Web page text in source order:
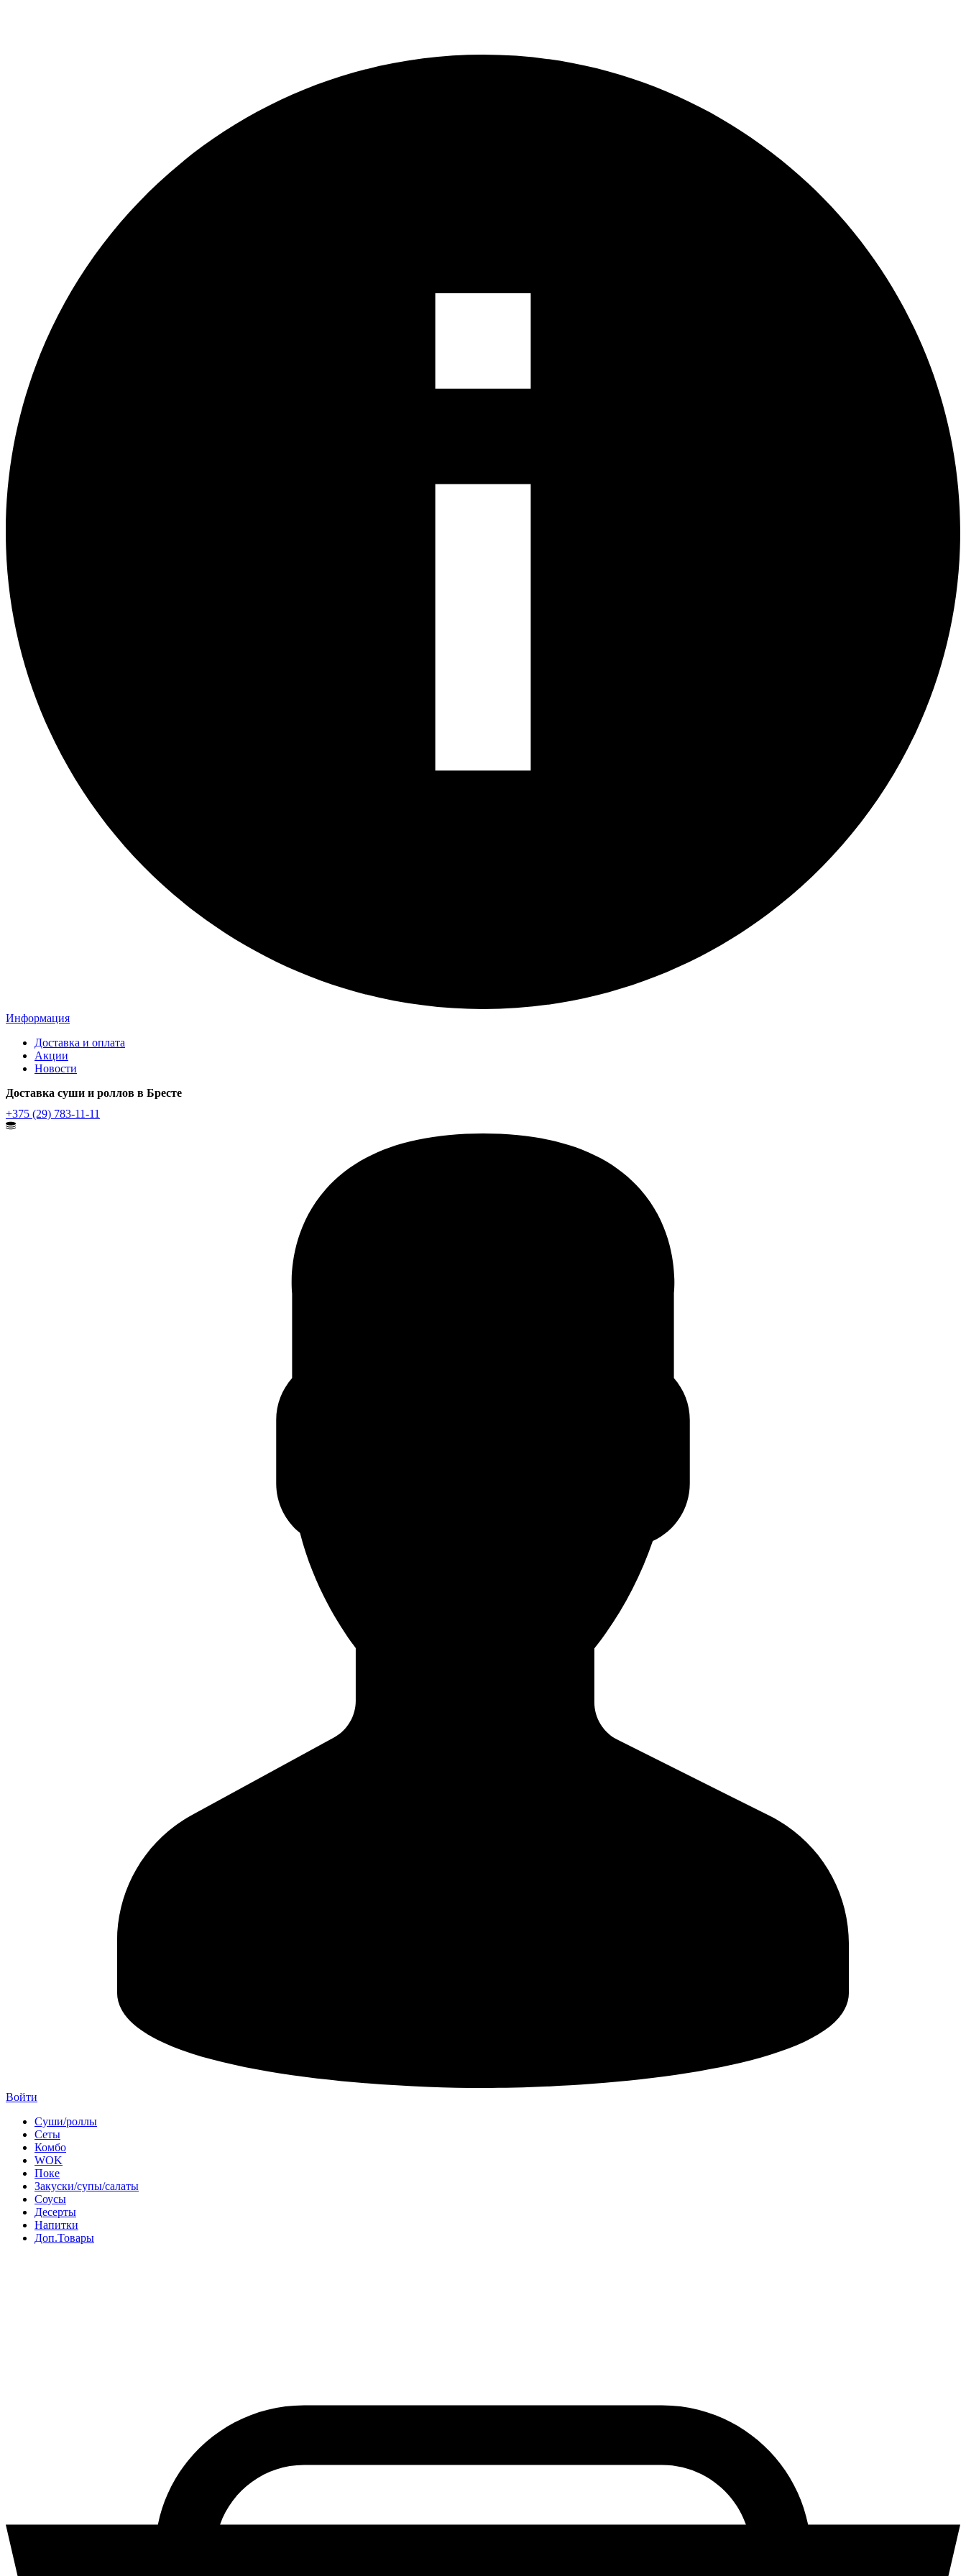
Информация
Доставка и оплата
Акции
Новости
Доставка суши и роллов в Бресте
+375 (29) 783-11-11
Войти
Суши/роллы
Сеты
Комбо
WOK
Поке
Закуски/супы/салаты
Соусы
Десерты
Напитки
Доп.Товары